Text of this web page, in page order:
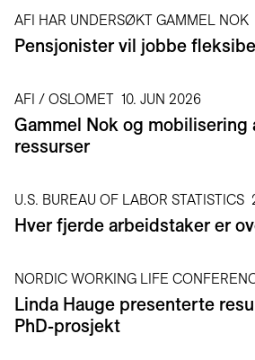
AFI HAR UNDERSØKT GAMMEL NOK
Pensjonister vil jobbe
AFI / OSLOMET 10. JUN 2026
Gammel Nok og mobilisering
ressurser
U.S. BUREAU OF LABOR STATISTICS
Hver fjerde arbeidstaker er
NORDIC WORKING LIFE
Linda Hauge presenterte
PhD-prosjekt